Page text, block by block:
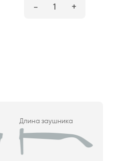
– 1 +
Длина заушника